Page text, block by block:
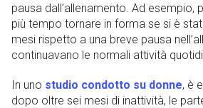
pausa dall’allenamento. Ad esempio,
più tempo tornare in forma se si è
mesi rispetto a una breve pausa
continuavano le normali attività
In uno studio condotto su donne, è
dopo oltre sei mesi di inattività, le